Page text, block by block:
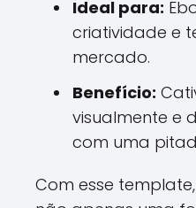
Ideal para:
criatividade e
mercado.
Benefício:
visualmente e
com uma
Com esse